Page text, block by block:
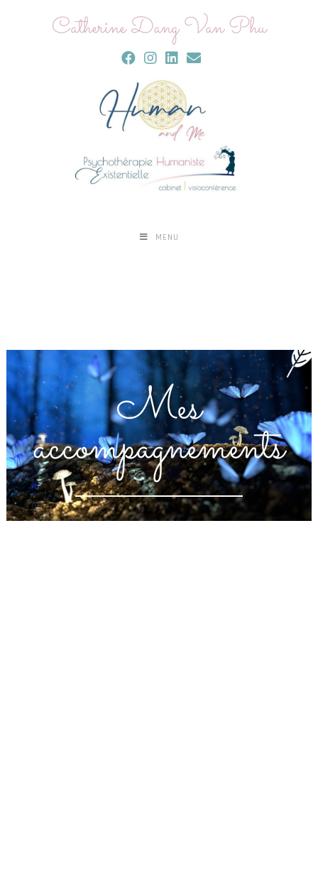
Catherine Dang Van Phu
MENU
Mes
accompagnements